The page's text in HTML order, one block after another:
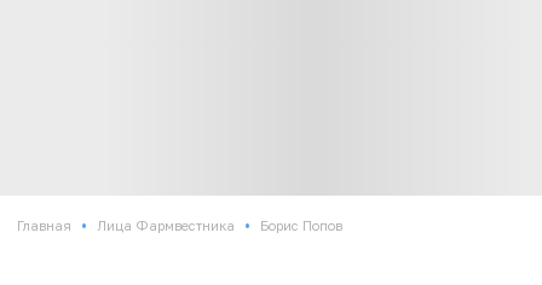
Главная • Лица Фармвестника • Борис Попов